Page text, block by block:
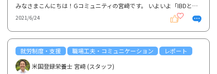
みなさまこんにちは！Gコミュニティの宮﨑です。 いよいよ「IBDとともに働き続けるコツ〜事務局編〜」が...
2021/6/24
就労制度・支援 職場工夫・コミュニケーション
レポート
米国登録栄養士 宮﨑 (スタッフ)